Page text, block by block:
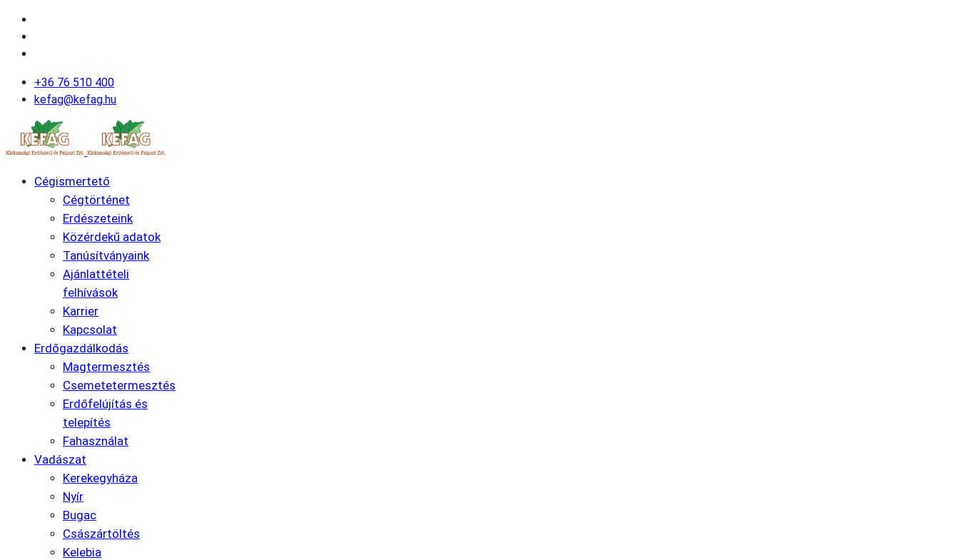
+36 76 510 400
kefag@kefag.hu
Cégismertető
Cégtörténet
Erdészeteink
Közérdekű adatok
Tanúsítványaink
Ajánlattételi
felhívások
Karrier
Kapcsolat
Erdőgazdálkodás
Magtermesztés
Csemetetermesztés
Erdőfelújítás és
telepítés
Fahasználat
Vadászat
Kerekegyháza
Nyír
Bugac
Császártöltés
Kelebia